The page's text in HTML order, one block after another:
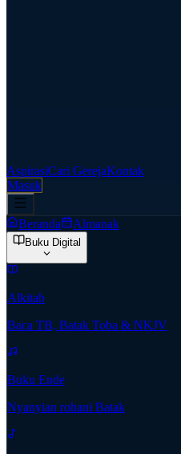
AspirasiCari GerejaKontak
Masuk
Beranda Almanak
Buku Digital
Alkitab
Baca TB, Batak Toba & NKJV
Buku Ende
Nyanyian rohani Batak